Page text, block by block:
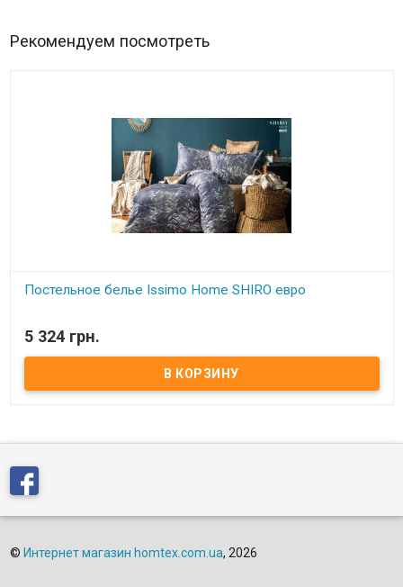
Рекомендуем посмотреть
Постельное белье Issimo Home SHIRO евро
Постельное белье Issimo Home Сатин принт SHIRO евро
Пододеяльник: 200x220 см. Простынь: 240x260 см. Наволочки:
50x70 см. - 4 шт Состав: сатин, 100% хлопок Упаковка:
подарочная картонная коробка Производитель: Турция.
Торговая марка: Issimo Home.
5 324 грн.
© Интернет магазин homtex.com.ua, 2026